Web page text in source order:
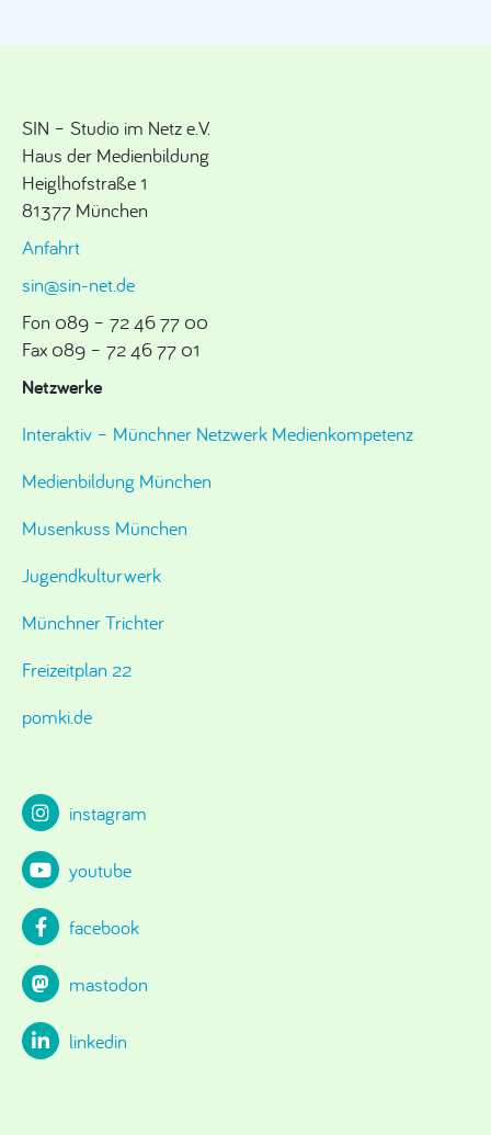
SIN – Studio im Netz e.V.
Haus der Medienbildung
Heiglhofstraße 1
81377 München
Anfahrt
sin@sin-net.de
Fon 089 – 72 46 77 00
Fax 089 – 72 46 77 01
Netzwerke
Interaktiv – Münchner Netzwerk Medienkompetenz
Medienbildung München
Musenkuss München
Jugendkulturwerk
Münchner Trichter
Freizeitplan 22
pomki.de
instagram
youtube
facebook
mastodon
linkedin